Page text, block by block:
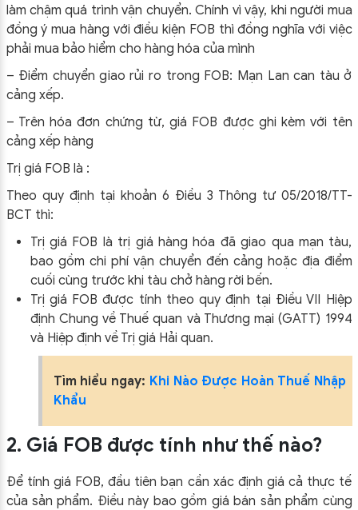
làm chậm quá trình vận chuyển. Chính vì vậy, khi người mua
đồng ý mua hàng với điều kiện FOB thì đồng nghĩa với việc
phải mua bảo hiểm cho hàng hóa của mình
– Điểm chuyển giao rủi ro trong FOB: Mạn Lan can tàu ở
cảng xếp.
– Trên hóa đơn chứng từ, giá FOB được ghi kèm với tên
cảng xếp hàng
Trị giá FOB là :
Theo quy định tại khoản 6 Điều 3 Thông tư 05/2018/TT-
BCT thì:
Trị giá FOB là trị giá hàng hóa đã giao qua mạn tàu,
bao gồm chi phí vận chuyển đến cảng hoặc địa điểm
cuối cùng trước khi tàu chở hàng rời bến.
Trị giá FOB được tính theo quy định tại Điều VII Hiệp
định Chung về Thuế quan và Thương mại (GATT) 1994
và Hiệp định về Trị giá Hải quan.
Tìm hiểu ngay: Khi Nào Được Hoàn Thuế Nhập
Khẩu
2. Giá FOB được tính như thế nào?
Để tính giá FOB, đầu tiên bạn cần xác định giá cả thực tế
của sản phẩm. Điều này bao gồm giá bán sản phẩm cùng